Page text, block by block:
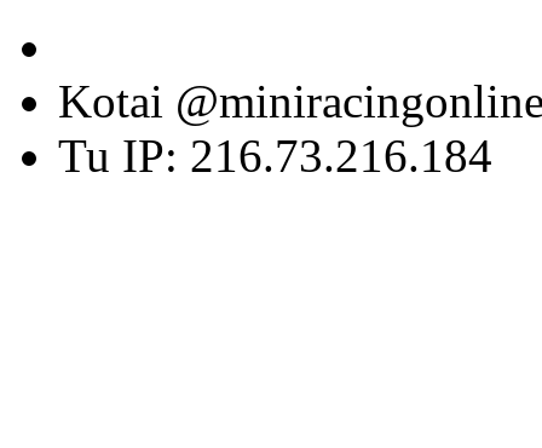
Kotai
Tu IP: 216.73.216.184